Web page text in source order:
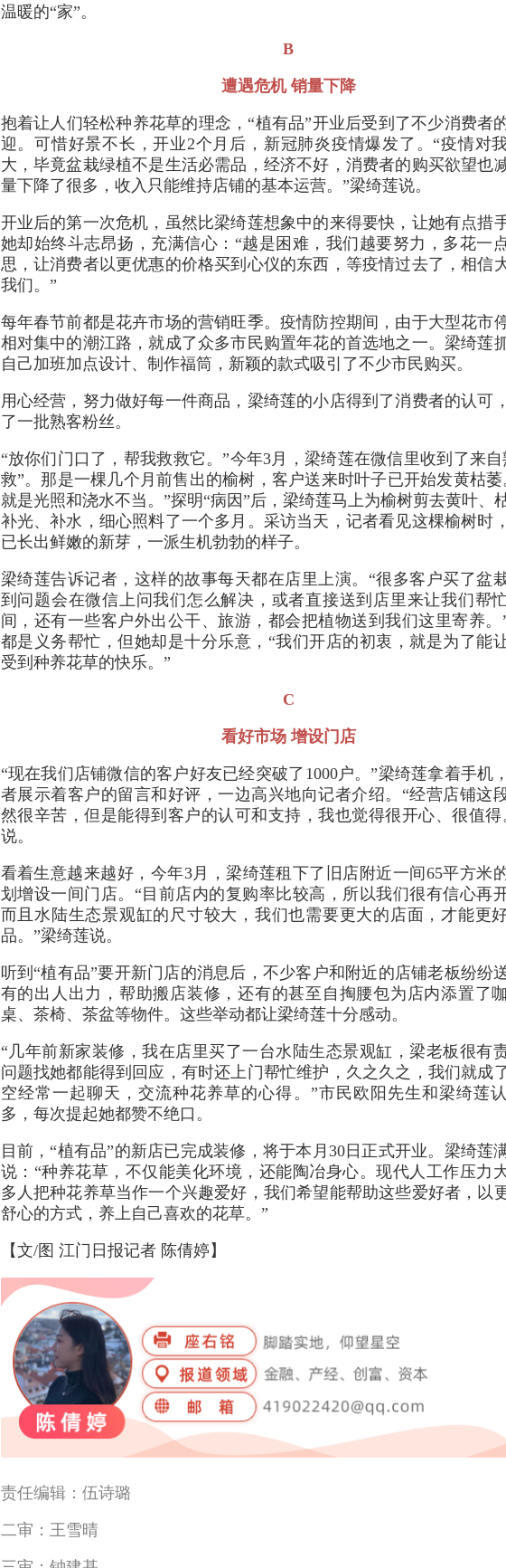
温暖的“家”。
B
遭遇危机 销量下降
抱着让人们轻松种养花草的理念，“植有品”开业后受到了不少消费者
迎。可惜好景不长，开业2个月后，新冠肺炎疫情爆发了。“疫情对
大，毕竟盆栽绿植不是生活必需品，经济不好，消费者的购买欲望也
量下降了很多，收入只能维持店铺的基本运营。”梁绮莲说。
开业后的第一次危机，虽然比梁绮莲想象中的来得要快，让她有点措
她却始终斗志昂扬，充满信心：“越是困难，我们越要努力，多花一
思，让消费者以更优惠的价格买到心仪的东西，等疫情过去了，相信
我们。”
每年春节前都是花卉市场的营销旺季。疫情防控期间，由于大型花市
相对集中的潮江路，就成了众多市民购置年花的首选地之一。梁绮莲
自己加班加点设计、制作福筒，新颖的款式吸引了不少市民购买。
用心经营，努力做好每一件商品，梁绮莲的小店得到了消费者的认可
了一批熟客粉丝。
“放你们门口了，帮我救救它。”今年3月，梁绮莲在微信里收到了来自
救”。那是一棵几个月前售出的榆树，客户送来时叶子已开始发黄枯萎
就是光照和浇水不当。”探明“病因”后，梁绮莲马上为榆树剪去黄叶、
补光、补水，细心照料了一个多月。采访当天，记者看见这棵榆树时
已长出鲜嫩的新芽，一派生机勃勃的样子。
梁绮莲告诉记者，这样的故事每天都在店里上演。“很多客户买了盆
到问题会在微信上问我们怎么解决，或者直接送到店里来让我们帮
间，还有一些客户外出公干、旅游，都会把植物送到我们这里寄养。
都是义务帮忙，但她却是十分乐意，“我们开店的初衷，就是为了能
受到种养花草的快乐。”
C
看好市场 增设门店
“现在我们店铺微信的客户好友已经突破了1000户。”梁绮莲拿着手机
者展示着客户的留言和好评，一边高兴地向记者介绍。“经营店铺这
然很辛苦，但是能得到客户的认可和支持，我也觉得很开心、很值得
说。
看着生意越来越好，今年3月，梁绮莲租下了旧店附近一间65平方米
划增设一间门店。“目前店内的复购率比较高，所以我们很有信心再
而且水陆生态景观缸的尺寸较大，我们也需要更大的店面，才能更
品。”梁绮莲说。
听到“植有品”要开新门店的消息后，不少客户和附近的店铺老板纷纷
有的出人出力，帮助搬店装修，还有的甚至自掏腰包为店内添置了
桌、茶椅、茶盆等物件。这些举动都让梁绮莲十分感动。
“几年前新家装修，我在店里买了一台水陆生态景观缸，梁老板很有
问题找她都能得到回应，有时还上门帮忙维护，久之久之，我们就成
空经常一起聊天，交流种花养草的心得。”市民欧阳先生和梁绮莲
多，每次提起她都赞不绝口。
目前，“植有品”的新店已完成装修，将于本月30日正式开业。梁绮莲
说：“种养花草，不仅能美化环境，还能陶冶身心。现代人工作压力
多人把种花养草当作一个兴趣爱好，我们希望能帮助这些爱好者，以
舒心的方式，养上自己喜欢的花草。”
【文/图 江门日报记者 陈倩婷】
责任编辑：伍诗璐
二审：王雪晴